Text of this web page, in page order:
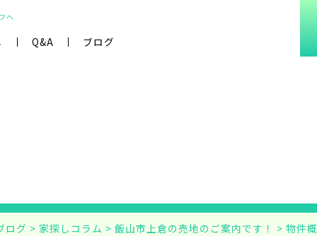
へ
Q&A ブログ
ログ > 家探しコラム > 飯山市上倉の売地のご案内です！ > 物件